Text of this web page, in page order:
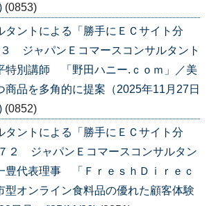
(0853)
タントによる「勝手にＥＣサイト分
ジャパンＥコマースコンサルタント
別講師 「野田ハニー.ｃｏｍ」／美
商品を多角的に提案（2025年11月27日
(0852)
タントによる「勝手にＥＣサイト分
ジャパンＥコマースコンサルタン
豊代表理事 「ＦｒｅｓｈＤｉｒｅｃ
型オンライン食料品の優れた顧客体験